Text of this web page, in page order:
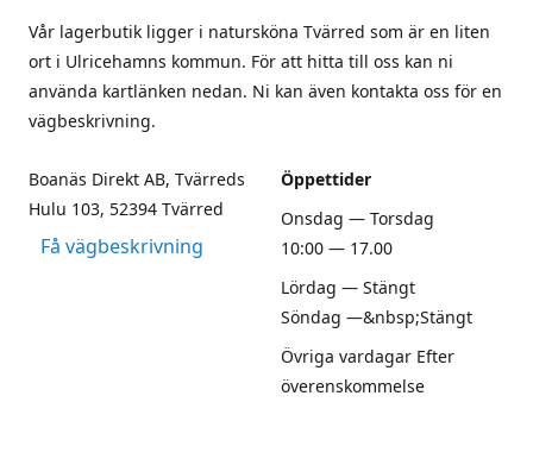
Vår lagerbutik ligger i natursköna Tvärred som är en liten
ort i Ulricehamns kommun. För att hitta till oss kan ni
använda kartlänken nedan. Ni kan även kontakta oss för en
vägbeskrivning.
Boanäs Direkt AB, Tvärreds
Hulu 103, 52394 Tvärred
Få vägbeskrivning
Öppettider
Onsdag — Torsdag
10:00 — 17.00
Lördag — Stängt
Söndag —&nbsp;Stängt
Övriga vardagar Efter
överenskommelse